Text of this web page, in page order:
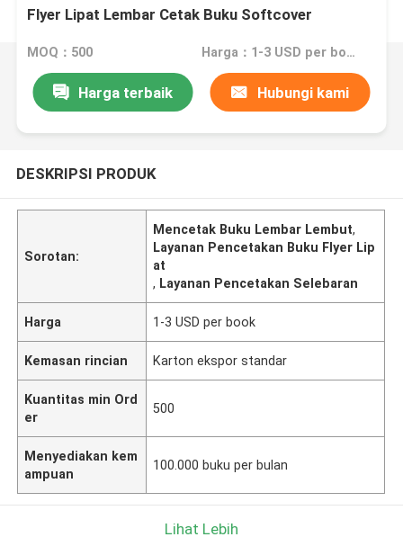
Flyer Lipat Lembar Cetak Buku Softcover
MOQ：500 Harga：1-3 USD per book
Harga terbaik Hubungi kami
DESKRIPSI PRODUK
Sorotan:
Mencetak Buku Lembar Lembut,
Layanan Pencetakan Buku Flyer Lip
at
, Layanan Pencetakan Selebaran
Harga 1-3 USD per book
Kemasan rincian Karton ekspor standar
Kuantitas min Ord
er
500
Menyediakan kem
ampuan
100.000 buku per bulan
Lihat Lebih